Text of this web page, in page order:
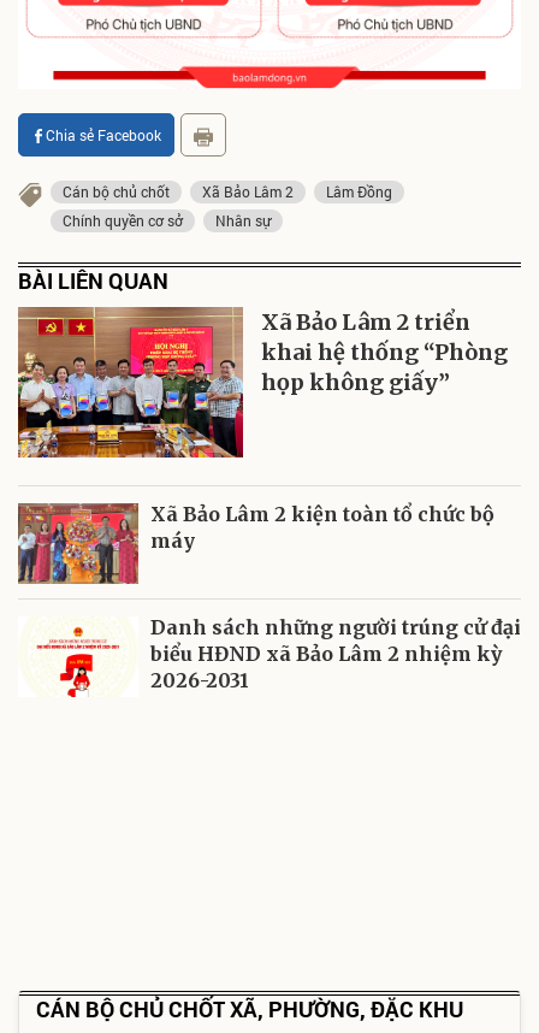
Chia sẻ Facebook
Cán bộ chủ chốt Xã Bảo Lâm 2
Lâm Đồng
Chính quyền cơ sở
Nhân sự
BÀI LIÊN QUAN
Xã Bảo Lâm 2 triển
khai hệ thống “Phòng
họp không giấy”
Xã Bảo Lâm 2 kiện toàn tổ chức bộ
máy
Danh sách những người trúng cử đại
biểu HĐND xã Bảo Lâm 2 nhiệm kỳ
2026-2031
CÁN BỘ CHỦ CHỐT XÃ, PHƯỜNG, ĐẶC KHU